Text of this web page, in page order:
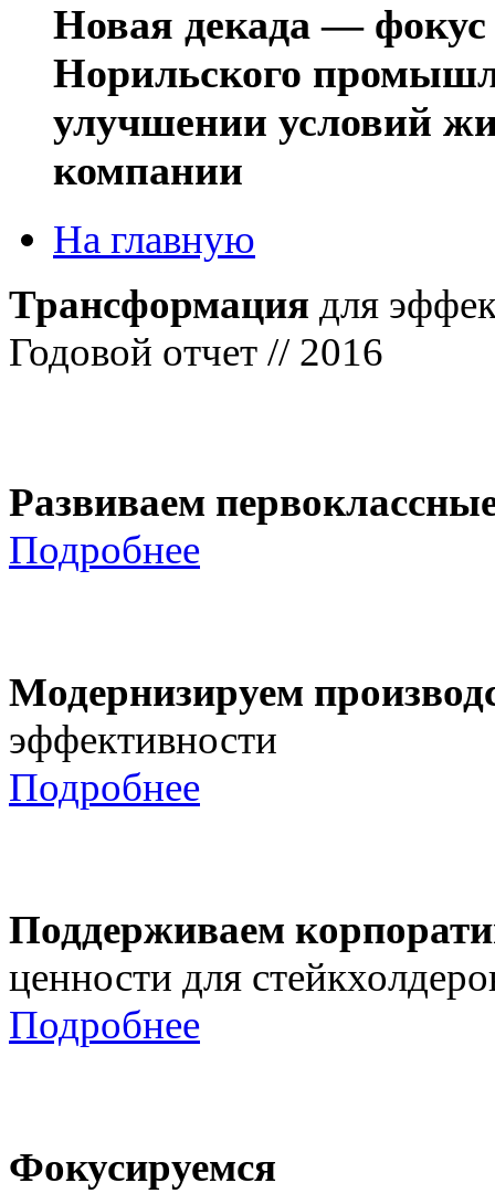
Новая декада — фокус
Норильского
улучшении условий
компании
На главную
Трансформация для
Годовой отчет // 2016
Развиваем
Подробнее
Модернизируем
эффективности
Подробнее
Поддерживаем
ценности для
Подробнее
Фокусируемся